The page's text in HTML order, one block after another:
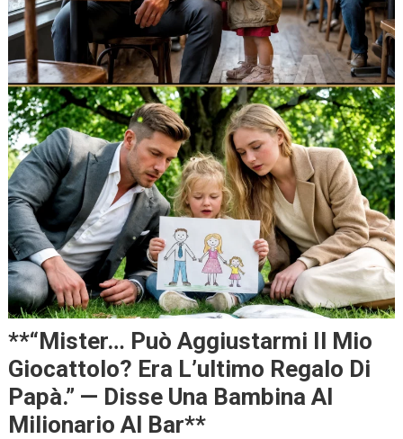
**“Mister… Può Aggiustarmi Il Mio
Giocattolo? Era L’ultimo Regalo Di
Papà.” — Disse Una Bambina Al
Milionario Al Bar**